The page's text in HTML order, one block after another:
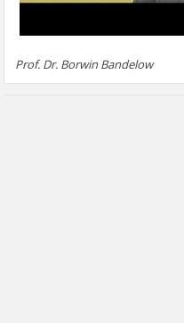
Prof. Dr. Borwin Bandelow